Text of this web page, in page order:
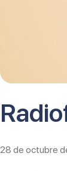
28 de octubre